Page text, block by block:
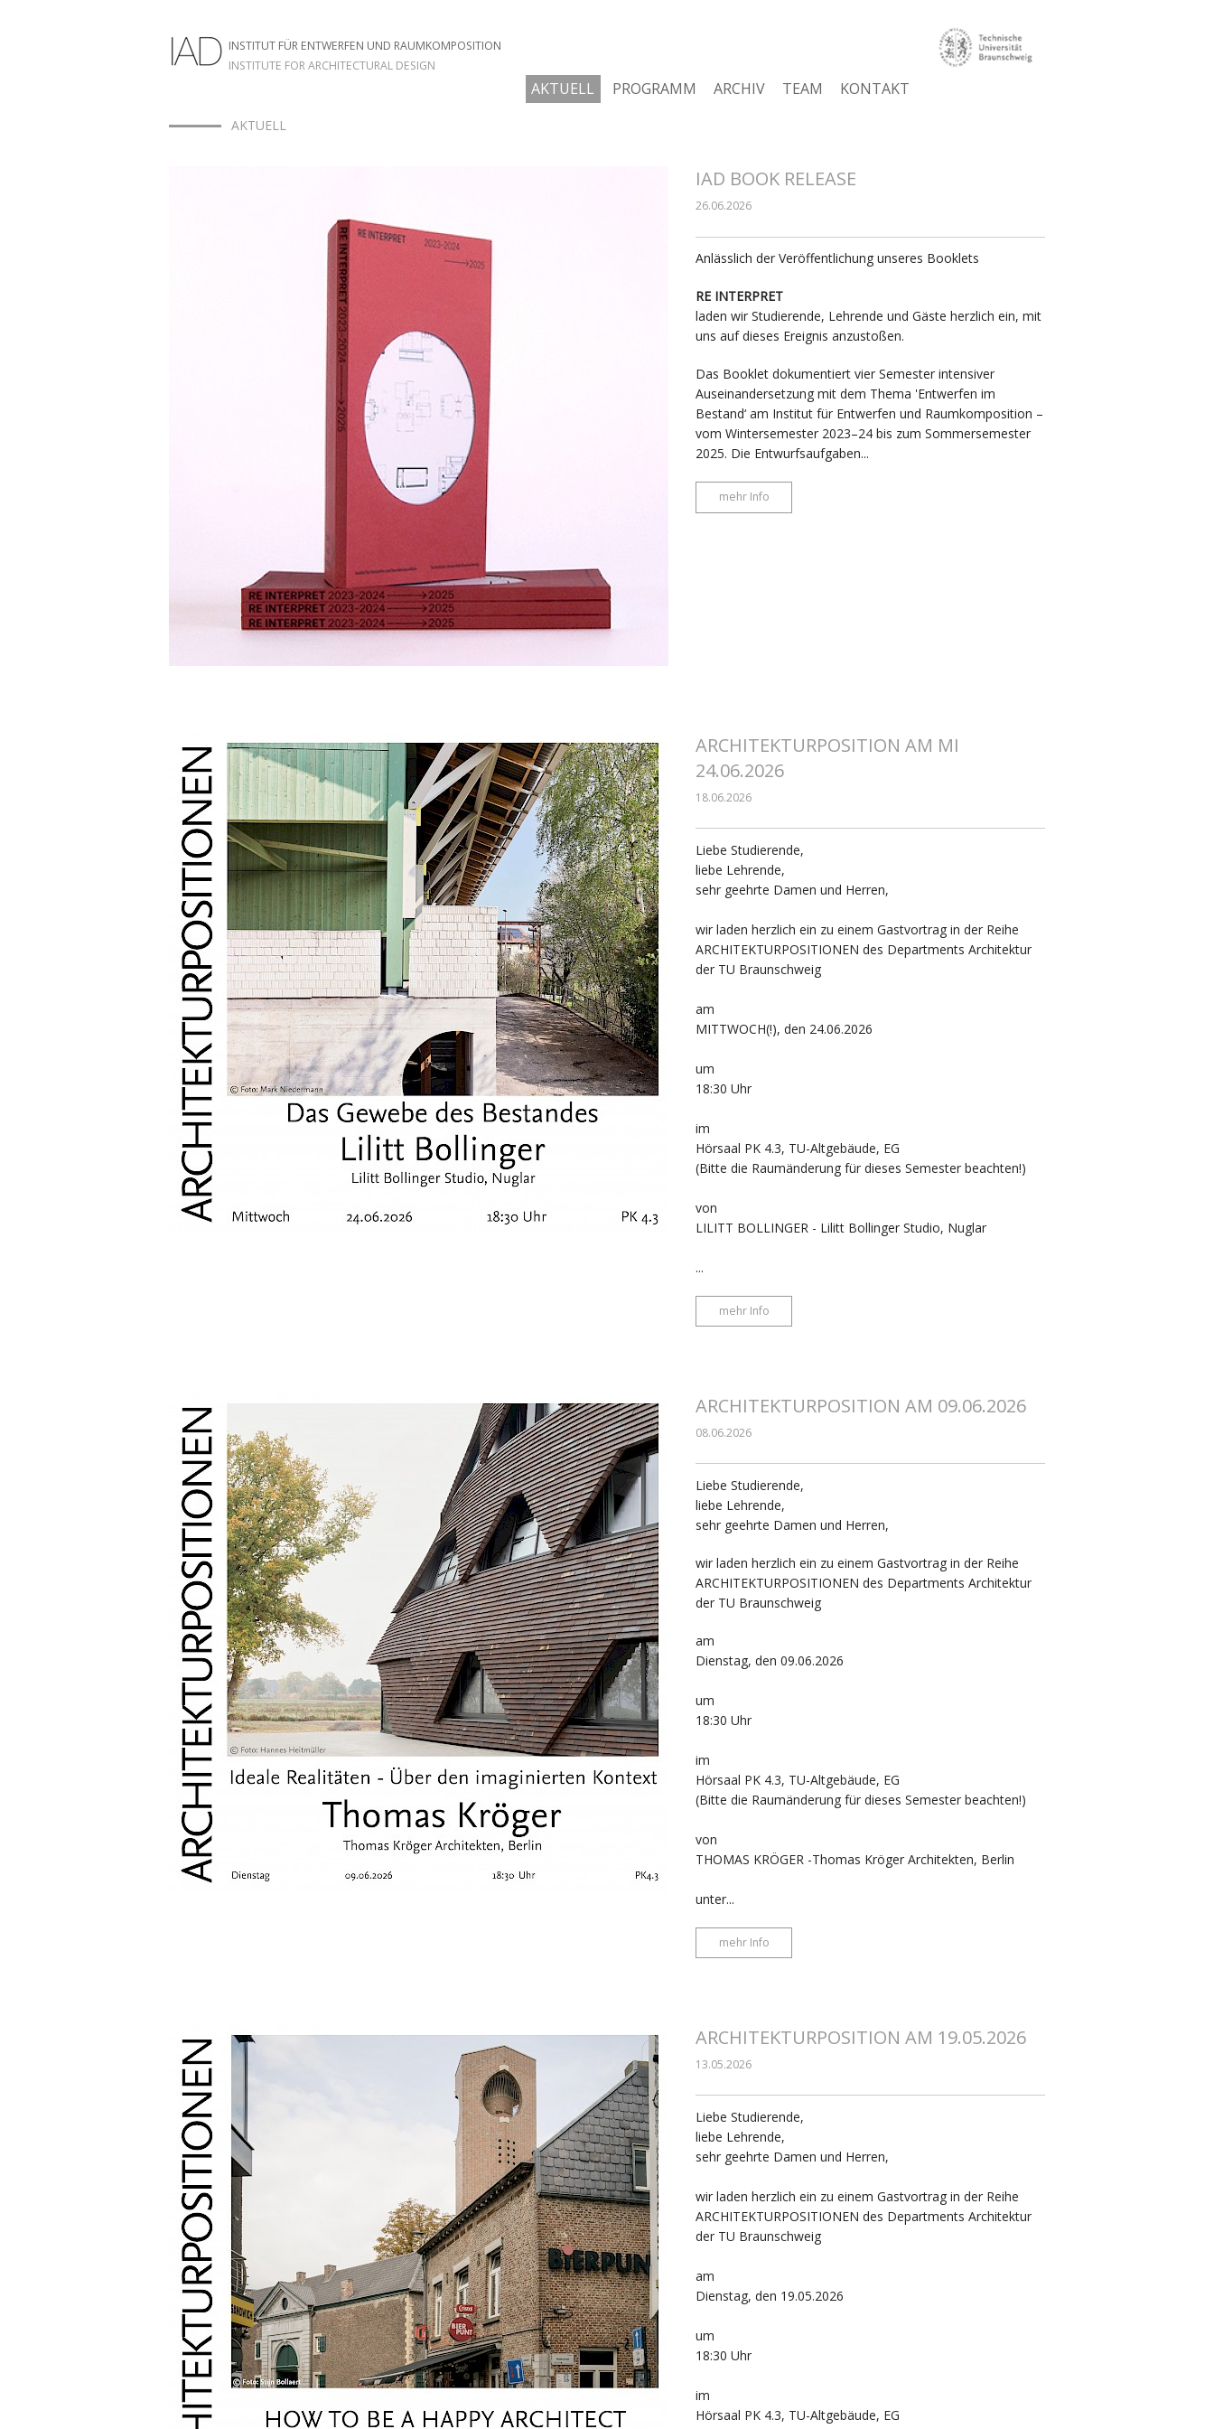
INSTITUT FÜR ENTWERFEN UND RAUMKOMPOSITION
INSTITUTE FOR ARCHITECTURAL DESIGN
AKTUELL PROGRAMM ARCHIV TEAM KONTAKT
HOME
AKTUELL
IAD BOOK RELEASE
26.06.2026
Anlässlich der Veröffentlichung unseres Booklets
RE INTERPRET
laden wir Studierende, Lehrende und Gäste herzlich ein, mit
uns auf dieses Ereignis anzustoßen.
Das Booklet dokumentiert vier Semester intensiver
Auseinandersetzung mit dem Thema 'Entwerfen im
Bestand‘ am Institut für Entwerfen und Raumkomposition –
vom Wintersemester 2023–24 bis zum Sommersemester
2025. Die Entwurfsaufgaben...
mehr Info
ARCHITEKTURPOSITION AM MI
24.06.2026
18.06.2026
Liebe Studierende,
liebe Lehrende,
sehr geehrte Damen und Herren,
wir laden herzlich ein zu einem Gastvortrag in der Reihe
ARCHITEKTURPOSITIONEN des Departments Architektur
der TU Braunschweig
am
MITTWOCH(!), den 24.06.2026
um
18:30 Uhr
im
Hörsaal PK 4.3, TU-Altgebäude, EG
(Bitte die Raumänderung für dieses Semester beachten!)
von
LILITT BOLLINGER - Lilitt Bollinger Studio, Nuglar
...
mehr Info
ARCHITEKTURPOSITION AM 09.06.2026
08.06.2026
Liebe Studierende,
liebe Lehrende,
sehr geehrte Damen und Herren,
wir laden herzlich ein zu einem Gastvortrag in der Reihe
ARCHITEKTURPOSITIONEN des Departments Architektur
der TU Braunschweig
am
Dienstag, den 09.06.2026
um
18:30 Uhr
im
Hörsaal PK 4.3, TU-Altgebäude, EG
(Bitte die Raumänderung für dieses Semester beachten!)
von
THOMAS KRÖGER -Thomas Kröger Architekten, Berlin
unter...
mehr Info
ARCHITEKTURPOSITION AM 19.05.2026
13.05.2026
Liebe Studierende,
liebe Lehrende,
sehr geehrte Damen und Herren,
wir laden herzlich ein zu einem Gastvortrag in der Reihe
ARCHITEKTURPOSITIONEN des Departments Architektur
der TU Braunschweig
am
Dienstag, den 19.05.2026
um
18:30 Uhr
im
Hörsaal PK 4.3, TU-Altgebäude, EG